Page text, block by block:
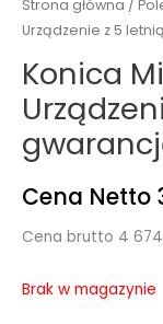
Strona główna /
Urządzenie z 5
Konica
Cena Netto
Cena brutto 4
Brak w magazynie